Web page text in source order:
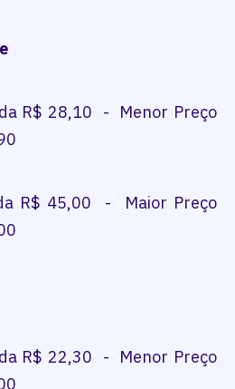
R$ 28,10 - Menor Preço
R$ 45,00 - Maior Preço
R$ 22,30 - Menor Preço